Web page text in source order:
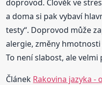
doprovod. Člověk ve
a doma si pak vybaví
testy“. Doprovod může
alergie, změny
To není slabost, ale
Článek Rakovina jazyka -